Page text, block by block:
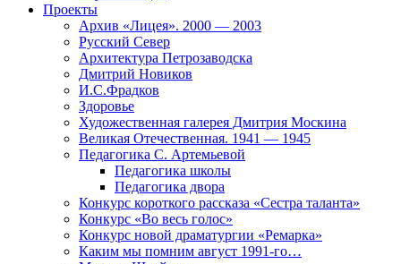
Проекты
Архив «Лицея». 2000 — 2003
Русский Север
Архитектура Петрозаводска
Дмитрий Новиков
И.С.Фрадков
Здоровье
Художественная галерея Дмитрия Москина
Великая Отечественная. 1941 — 1945
Педагогика С. Артемьевой
Педагогика школы
Педагогика двора
Конкурс короткого рассказа «Сестра таланта»
Конкурс «Во весь голос»
Конкурс новой драматургии «Ремарка»
Каким мы помним август 1991-го…